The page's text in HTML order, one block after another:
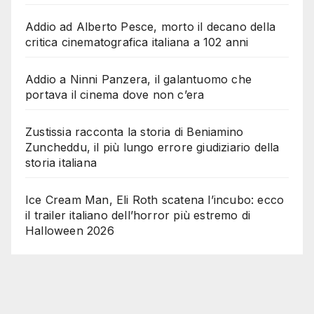
Addio ad Alberto Pesce, morto il decano della
critica cinematografica italiana a 102 anni
Addio a Ninni Panzera, il galantuomo che
portava il cinema dove non c’era
Zustissia racconta la storia di Beniamino
Zuncheddu, il più lungo errore giudiziario della
storia italiana
Ice Cream Man, Eli Roth scatena l’incubo: ecco
il trailer italiano dell’horror più estremo di
Halloween 2026